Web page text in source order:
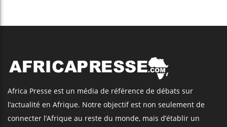
Africa Presse est un média de référence de débats sur
l’actualité en Afrique. Notre objectif est non seulement de
connecter l’Afrique au reste du monde, mais d’établir un